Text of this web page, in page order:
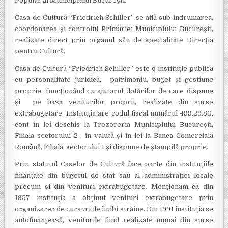
Casa de Cultură “Friedrich Schiller” se află sub îndrumarea,
coordonarea şi controlul Primăriei Municipiului Bucureşti,
realizate direct prin organul său de specialitate Direcţia
pentru Cultură.
Casa de Cultură “Friedrich Schiller” este o instituţie publică
cu personalitate juridică, patrimoniu, buget şi gestiune
proprie, funcţionând cu ajutorul dotărilor de care dispune
şi pe baza veniturilor proprii, realizate din surse
extrabugetare. Instituţia are codul fiscal numărul 499.29.80,
cont în lei deschis la Trezoreria Municipiului Bucureşti,
Filiala sectorului 2 , în valută şi în lei la Banca Comercială
Română, Filiala sectorului 1 şi dispune de ştampilă proprie.
Prin statutul Caselor de Cultură face parte din instituţiile
finanţate din bugetul de stat sau al administraţiei locale
precum şi din venituri extrabugetare. Menţionăm că din
1957 instituţia a obţinut venituri extrabugetare prin
organizarea de cursuri de limbi străine. Din 1991 instituţia se
autofinanţează, veniturile fiind realizate numai din surse